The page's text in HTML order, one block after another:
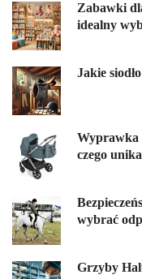
Zabawki
idealny
Jakie
Wyprawka
czego
wybrać
Grzyby